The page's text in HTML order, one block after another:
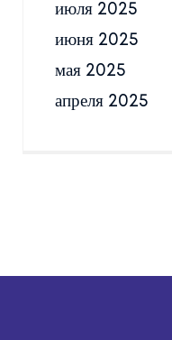
июля 2025
июня 2025
мая 2025
апреля 2025